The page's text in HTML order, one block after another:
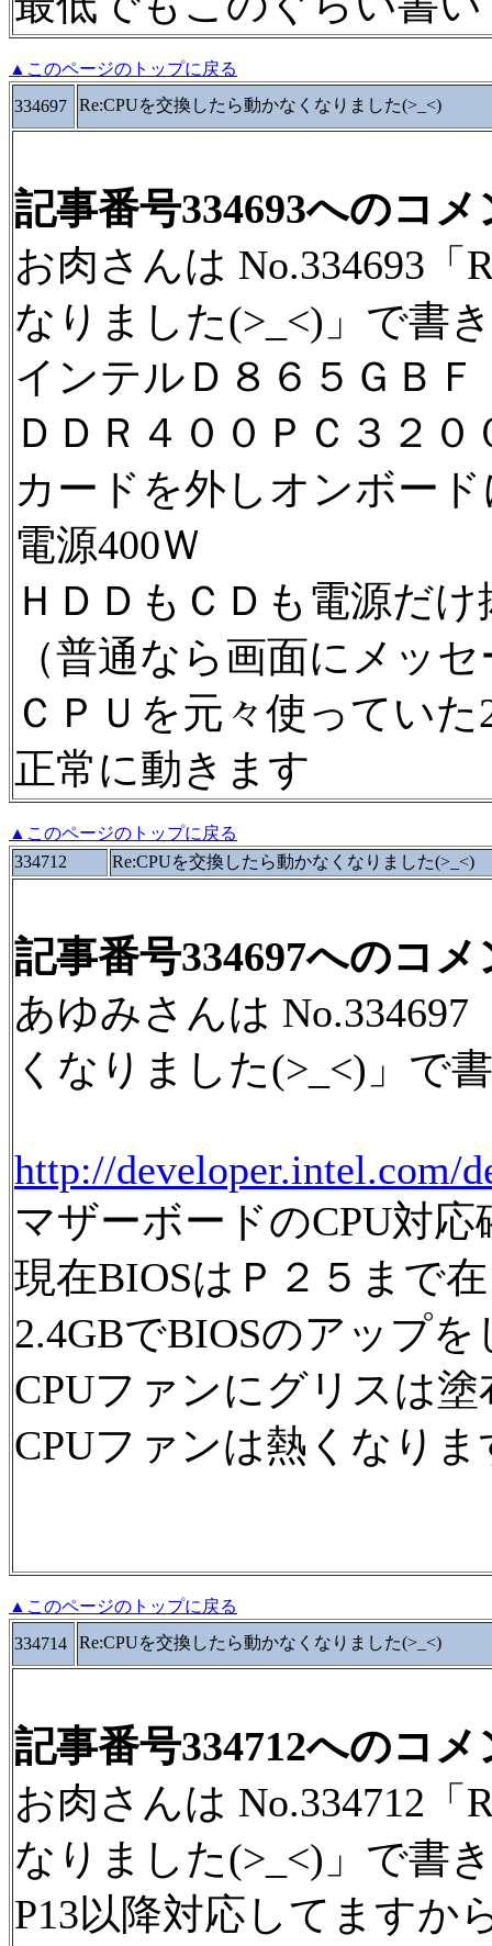
▲このページのトップに戻る
334697
Re:CPUを交換したら動かなくなりました(>_<)
記事番号334693へのコメ
お肉さんは No.334693
なりました(>_<)」で書
インテルＤ８６５ＧＢＦ
ＤＤＲ４００ＰＣ３２
カードを外しオンボー
電源400Ｗ
ＨＤＤもＣＤも電源だ
（普通なら画面にメッ
ＣＰＵを元々使ってい
正常に動きます
▲このページのトップに戻る
334712
Re:CPUを交換したら動かなくなりました(>_<)
記事番号334697へのコメ
あゆみさんは
くなりました(>_<)」で
http://developer.intel.com/
マザーボードのCPU対
現在BIOSはＰ２５まで
2.4GBでBIOSのアップ
CPUファンにグリスは
CPUファンは熱くなりま
▲このページのトップに戻る
334714
Re:CPUを交換したら動かなくなりました(>_<)
記事番号334712へのコメ
お肉さんは No.334712
なりました(>_<)」で書
P13以降対応してますか